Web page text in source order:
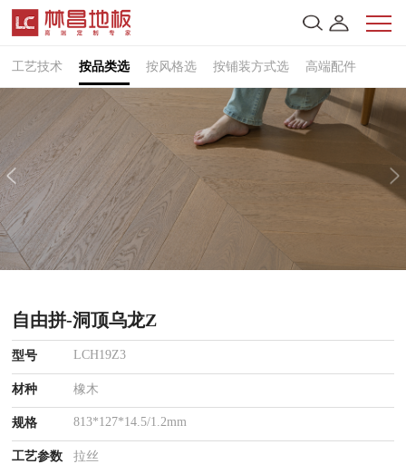
工艺技术 按品类选 按风格选 按铺装方式选 高端配件
自由拼-洞顶乌龙Z
型号 LCH19Z3
材种 橡木
规格 813*127*14.5/1.2mm
工艺参数 拉丝